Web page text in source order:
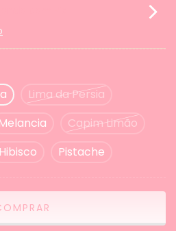
Lima da Persia
Capim Limão
Hibisco Pistache